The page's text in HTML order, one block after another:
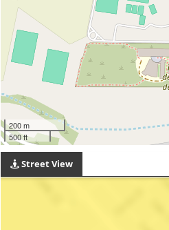
200 m
500 ft
Street View